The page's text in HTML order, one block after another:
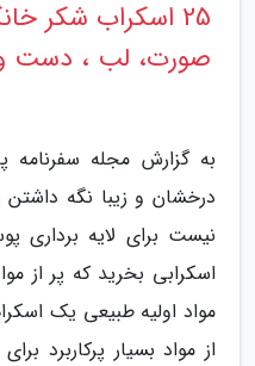
25 اسکراب شکر
صورت، لب ، دست
به گزارش مجله سفرنامه
درخشان و زیبا نگه
نیست برای لایه برداری
اسکرابی بخرید که پر از
مواد اولیه طبیعی یک
از مواد بسیار پرکاربرد